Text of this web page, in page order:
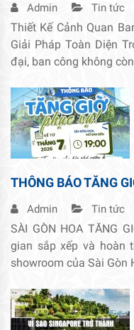
Admin Tin tức
Thiết Kế Cảnh Quan
Giải Pháp Toàn Diện
đại, ban công không
THÔNG BÁO TĂNG
Admin Tin tức
SÀI GÒN HOA TĂNG
gian sắp xếp và hoàn
showroom của Sài Gòn